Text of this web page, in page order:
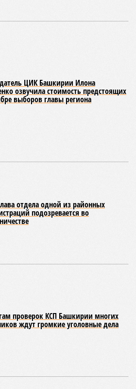
проекта. Общая стоимость
выезда превысила 40 млрд
в «ЛМА».
соглашения, компания
дорогу, тоннель и мост,
выезда, и взимать плату с
лет. Протяжённость новой
13,9 км. Движение по ней было
в иске значится просьба
по выполнению работ на
объёме. Эту позицию
в судебном порядке.
в деле участвуют ООО «ЛМА»,
«Ленстрой», правительство
дирекция региона. Судебное
как финансовые
так и правовые аспекты
соглашения.
международном экономическом
завершение
тоннеля длиной более 1,2
перехода через реку Уфу с
более 2,6 км и
скоростной автомобильной
прямым выходом на М5.
«Башкирской концессионной
требованиям методики IRIIS,